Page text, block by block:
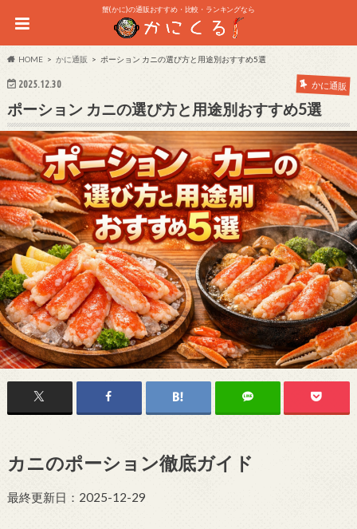
蟹(かに)の通販おすすめ・比較・ランキングなら
HOME かに通販 ポーション カニの選び方と用途別おすすめ5選
2025.12.30 かに通販
ポーション カニの選び方と用途別おすすめ5選
カニのポーション徹底ガイド
最終更新日：2025-12-29